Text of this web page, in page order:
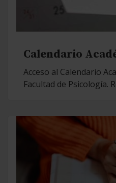
Calendario
Acceso al Calendario
Facultad de Psicología.